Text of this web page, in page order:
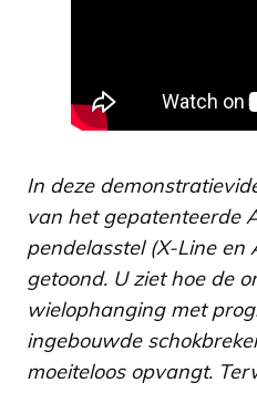
In deze
van het gepatenteerde
pendelasstel (X-Line en
getoond. U ziet hoe de
wielophanging met
ingebouwde
moeiteloos opvangt.